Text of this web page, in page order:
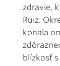
zdravie,
Ruiz.
konala
blízkosť